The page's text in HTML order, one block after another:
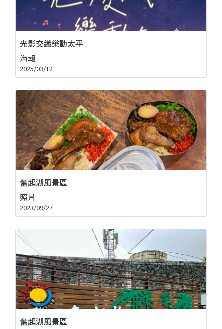
光影交織樂動太平
海報
2025/03/12
奮起湖風景區
照片
2023/09/27
奮起湖風景區